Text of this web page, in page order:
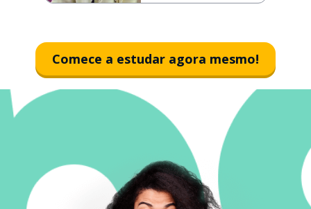
Comece a estudar agora mesmo!